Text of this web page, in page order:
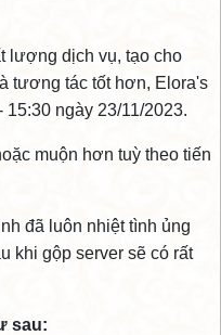
lượng dịch vụ, tạo cho
tương tác tốt hơn, Elora's
15:30 ngày 23/11/2023.
muộn hơn tuỳ theo tiến
đã luôn nhiệt tình ủng
khi gộp server sẽ có rất
sau: